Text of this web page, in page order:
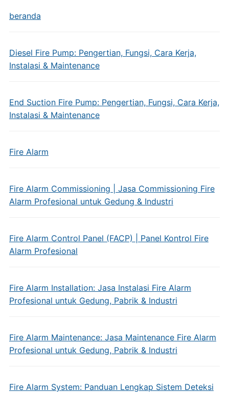
beranda
Diesel Fire Pump: Pengertian, Fungsi, Cara Kerja,
Instalasi & Maintenance
End Suction Fire Pump: Pengertian, Fungsi, Cara Kerja,
Instalasi & Maintenance
Fire Alarm
Fire Alarm Commissioning | Jasa Commissioning Fire
Alarm Profesional untuk Gedung & Industri
Fire Alarm Control Panel (FACP) | Panel Kontrol Fire
Alarm Profesional
Fire Alarm Installation: Jasa Instalasi Fire Alarm
Profesional untuk Gedung, Pabrik & Industri
Fire Alarm Maintenance: Jasa Maintenance Fire Alarm
Profesional untuk Gedung, Pabrik & Industri
Fire Alarm System: Panduan Lengkap Sistem Deteksi